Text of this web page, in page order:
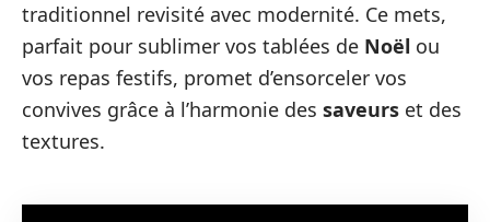
traditionnel revisité avec modernité. Ce mets,
parfait pour sublimer vos tablées de Noël ou
vos repas festifs, promet d’ensorceler vos
convives grâce à l’harmonie des saveurs et des
textures.